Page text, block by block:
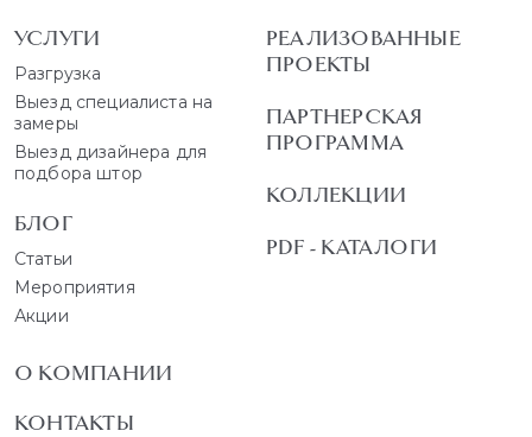
УСЛУГИ
Разгрузка
Выезд специалиста на
замеры
Выезд дизайнера для
подбора штор
БЛОГ
Статьи
Мероприятия
Акции
РЕАЛИЗОВАННЫЕ
ПРОЕКТЫ
ПАРТНЕРСКАЯ
ПРОГРАММА
КОЛЛЕКЦИИ
PDF - КАТАЛОГИ
О КОМПАНИИ
КОНТАКТЫ